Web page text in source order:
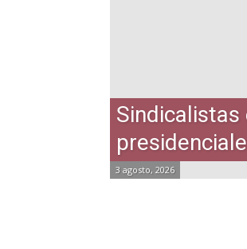
Sindicalistas
3 agosto, 2026